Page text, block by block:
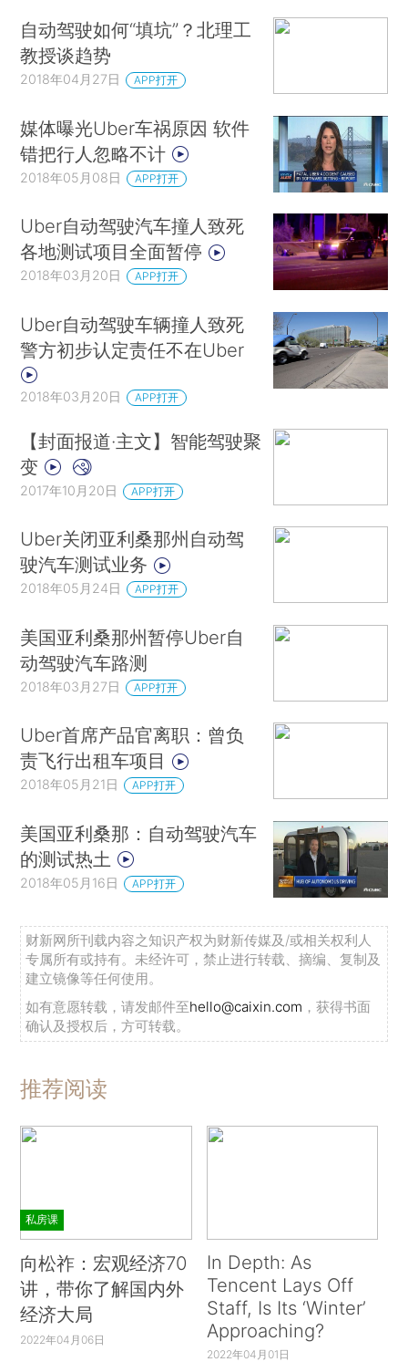
自动驾驶如何“填坑”？北理工
教授谈趋势
2018年04月27日 APP打开
媒体曝光Uber车祸原因 软件
错把行人忽略不计
2018年05月08日 APP打开
Uber自动驾驶汽车撞人致死
各地测试项目全面暂停
2018年03月20日 APP打开
Uber自动驾驶车辆撞人致死
警方初步认定责任不在Uber
2018年03月20日 APP打开
【封面报道·主文】智能驾驶聚
变
2017年10月20日 APP打开
Uber关闭亚利桑那州自动驾
驶汽车测试业务
2018年05月24日 APP打开
美国亚利桑那州暂停Uber自
动驾驶汽车路测
2018年03月27日 APP打开
Uber首席产品官离职：曾负
责飞行出租车项目
2018年05月21日 APP打开
美国亚利桑那：自动驾驶汽车
的测试热土
2018年05月16日 APP打开
财新网所刊载内容之知识产权为财新传媒及/或相关权利人
专属所有或持有。未经许可，禁止进行转载、摘编、复制及
建立镜像等任何使用。
如有意愿转载，请发邮件至hello@caixin.com ，获得书面
确认及授权后，方可转载。
推荐阅读
私房课
向松祚：宏观经济70
讲，带你了解国内外
经济大局
2022年04月06日
In Depth: As
Tencent Lays Off
Staff, Is Its ‘Winter’
Approaching?
2022年04月01日